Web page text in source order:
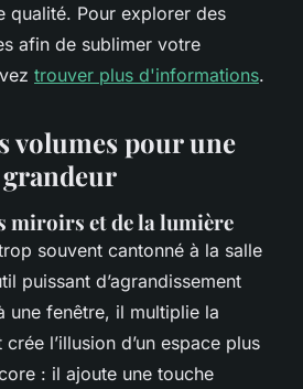
qualité. Pour explorer des
afin de sublimer votre
trouver plus d'informations.
volumes pour une
miroirs et de la lumière
souvent cantonné à la salle
puissant d’agrandissement
une fenêtre, il multiplie la
l’illusion d’un espace plus
: il ajoute une touche